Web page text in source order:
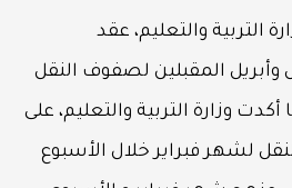
التربية والتعليم، عقد
المقبلين لصفوف النقل
وزارة التربية والتعليم، على
لشهر فبراير خلال الأسبوع